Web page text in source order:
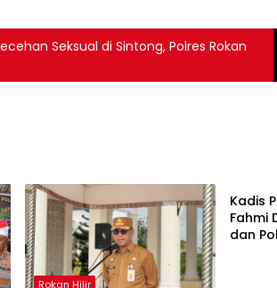
Seksual di Sintong, Polres Rokan
Rokan Hilir
Kadis
Fahmi
dan